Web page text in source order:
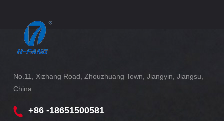
No.11, Xizhang Road, Zhouzhuang Town, Jiangyin, Jiangsu,
China
+86 -18651500581